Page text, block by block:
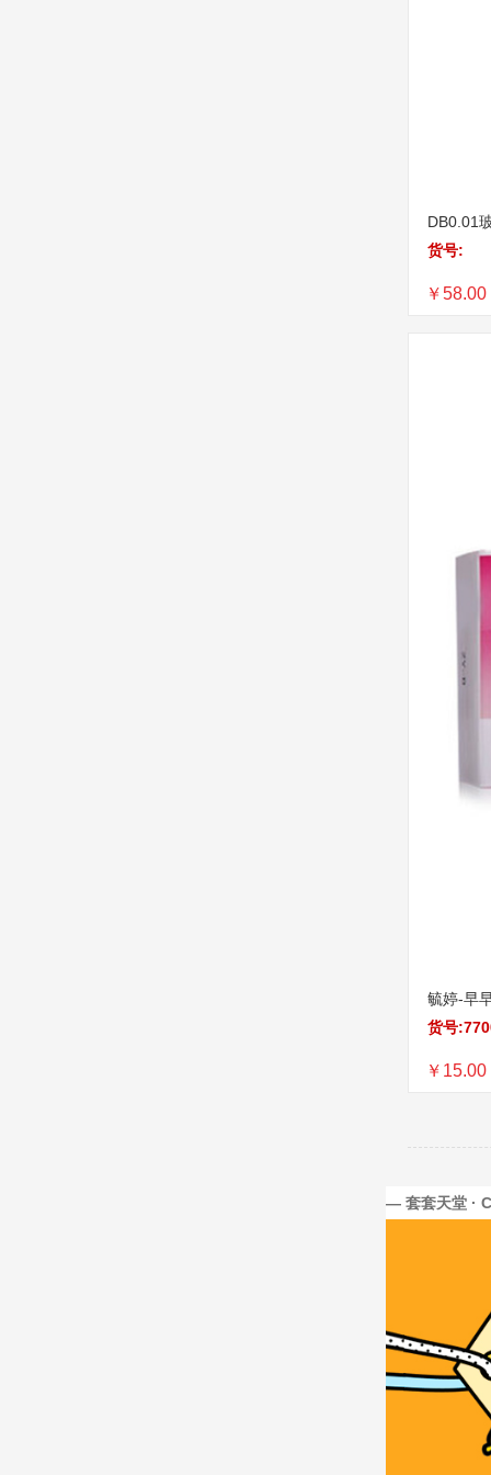
DB0.01
货号:
￥58.00
毓婷-早
货号
￥15.00
— 套套天堂 ·